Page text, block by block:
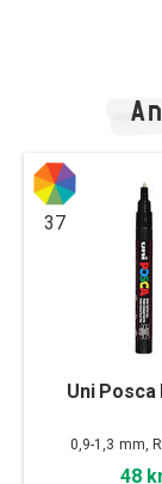
37
Uni Posca
0,9-1,3 mm,
48